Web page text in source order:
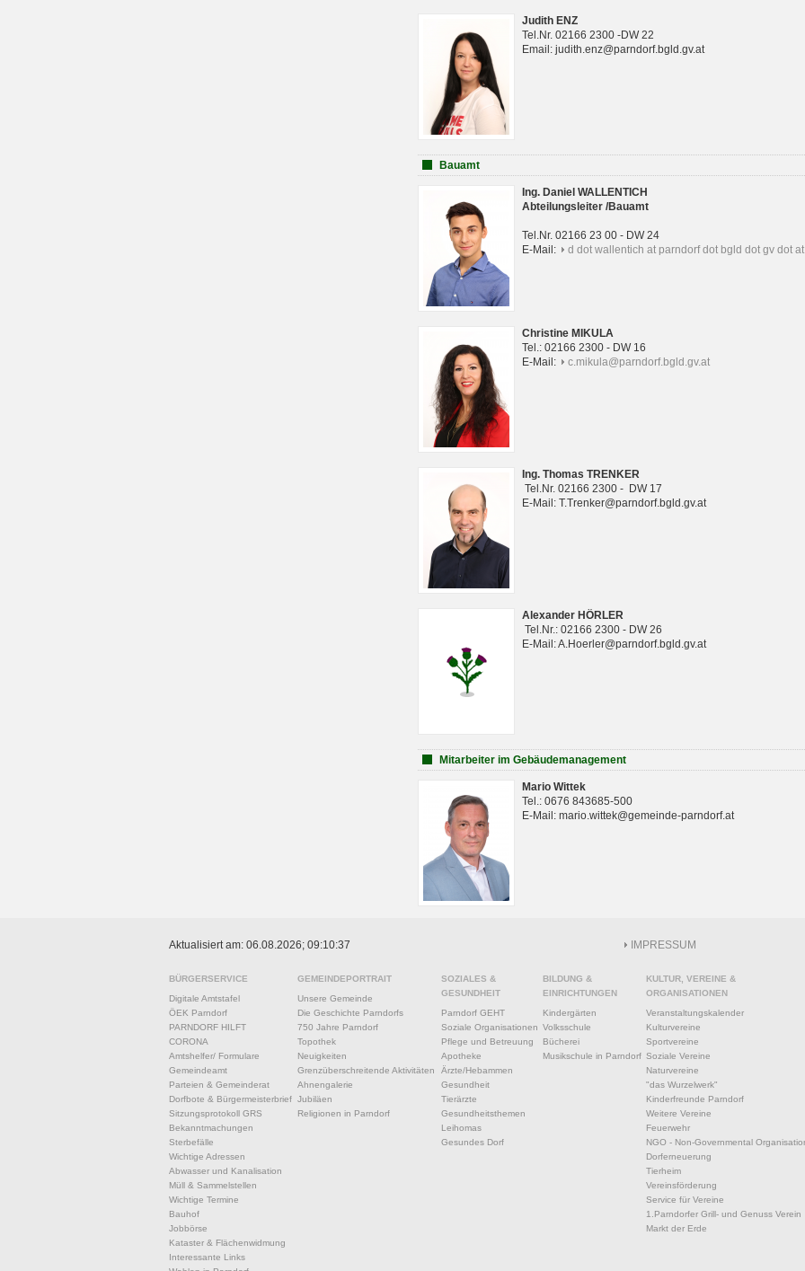
Judith ENZ
Tel.Nr. 02166 2300 -DW 22
Email: judith.enz@parndorf.bgld.gv.at
Bauamt
Ing. Daniel WALLENTICH
Abteilungsleiter /Bauamt
Tel.Nr. 02166 23 00 - DW 24
E-Mail:
d dot wallentich at parndorf dot bgld dot gv dot at
Christine MIKULA
Tel.: 02166 2300 - DW 16
E-Mail:
c.mikula@parndorf.bgld.gv.at
Ing. Thomas TRENKER
Tel.Nr. 02166 2300 - DW 17
E-Mail: T.Trenker@parndorf.bgld.gv.at
Alexander HÖRLER
Tel.Nr.: 02166 2300 - DW 26
E-Mail: A.Hoerler@parndorf.bgld.gv.at
Mitarbeiter im Gebäudemanagement
Mario Wittek
Tel.: 0676 843685-500
E-Mail: mario.wittek@gemeinde-parndorf.at
Aktualisiert am: 06.08.2026; 09:10:37 IMPRESSUM
BÜRGERSERVICE
Digitale Amtstafel
ÖEK Parndorf
PARNDORF HILFT
CORONA
Amtshelfer/ Formulare
Gemeindeamt
Parteien & Gemeinderat
Dorfbote & Bürgermeisterbrief
Sitzungsprotokoll GRS
Bekanntmachungen
Sterbefälle
Wichtige Adressen
Abwasser und Kanalisation
Müll & Sammelstellen
Wichtige Termine
Bauhof
Jobbörse
Kataster & Flächenwidmung
Interessante Links
GEMEINDEPORTRAIT
Unsere Gemeinde
Die Geschichte Parndorfs
750 Jahre Parndorf
Topothek
Neuigkeiten
Grenzüberschreitende Aktivitäten
Ahnengalerie
Jubiläen
Religionen in Parndorf
SOZIALES &
GESUNDHEIT
Parndorf GEHT
Soziale Organisationen
Pflege und Betreuung
Apotheke
Ärzte/Hebammen
Gesundheit
Tierärzte
Gesundheitsthemen
Leihomas
Gesundes Dorf
BILDUNG &
EINRICHTUNGEN
Kindergärten
Volksschule
Bücherei
Musikschule in Parndorf
KULTUR, VEREINE &
ORGANISATIONEN
Veranstaltungskalender
Kulturvereine
Sportvereine
Soziale Vereine
Naturvereine
"das Wurzelwerk"
Kinderfreunde Parndorf
Weitere Vereine
Feuerwehr
NGO - Non-Governmental
Dorferneuerung
Tierheim
Vereinsförderung
Service für Vereine
1.Parndorfer Grill- und Genuss Verein
Markt der Erde